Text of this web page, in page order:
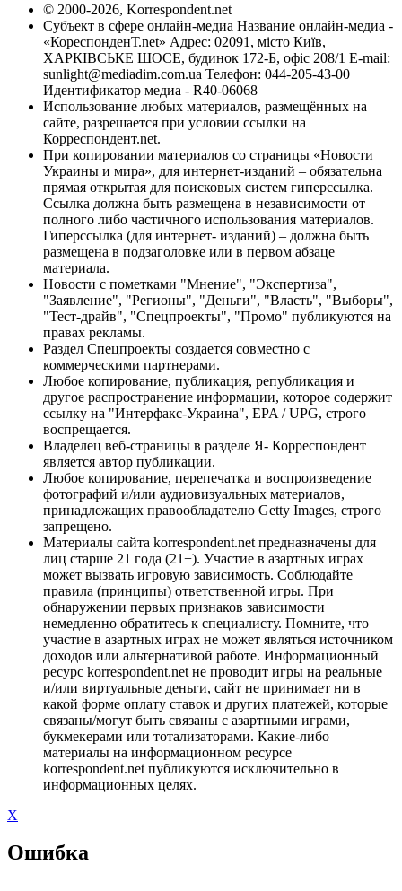
© 2000-2026, Korrespondent.net
Субъект в сфере онлайн-медиа Название онлайн-медиа -
«КореспонденТ.net» Адрес: 02091, місто Київ,
ХАРКІВСЬКЕ ШОСЕ, будинок 172-Б, офіс 208/1 E-mail:
sunlight@mediadim.com.ua Телефон: 044-205-43-00
Идентификатор медиа - R40-06068
Использование любых материалов, размещённых на
сайте, разрешается при условии ссылки на
Корреспондент.net.
При копировании материалов со страницы «Новости
Украины и мира», для интернет-изданий – обязательна
прямая открытая для поисковых систем гиперссылка.
Ссылка должна быть размещена в независимости от
полного либо частичного использования материалов.
Гиперссылка (для интернет- изданий) – должна быть
размещена в подзаголовке или в первом абзаце
материала.
Новости с пометками "Мнение", "Экспертиза",
"Заявление", "Регионы", "Деньги", "Власть", "Выборы",
"Тест-драйв", "Спецпроекты", "Промо" публикуются на
правах рекламы.
Раздел Спецпроекты создается совместно с
коммерческими партнерами.
Любое копирование, публикация, републикация и
другое распространение информации, которое содержит
ссылку на "Интерфакс-Украина", EPA / UPG, строго
воспрещается.
Владелец веб-страницы в разделе Я- Корреспондент
является автор публикации.
Любое копирование, перепечатка и воспроизведение
фотографий и/или аудиовизуальных материалов,
принадлежащих правообладателю Getty Images, строго
запрещено.
Материалы сайта korrespondent.net предназначены для
лиц старше 21 года (21+). Участие в азартных играх
может вызвать игровую зависимость. Соблюдайте
правила (принципы) ответственной игры. При
обнаружении первых признаков зависимости
немедленно обратитесь к специалисту. Помните, что
участие в азартных играх не может являться источником
доходов или альтернативой работе. Информационный
ресурс korrespondent.net не проводит игры на реальные
и/или виртуальные деньги, сайт не принимает ни в
какой форме оплату ставок и других платежей, которые
связаны/могут быть связаны с азартными играми,
букмекерами или тотализаторами. Какие-либо
материалы на информационном ресурсе
korrespondent.net публикуются исключительно в
информационных целях.
X
Ошибка